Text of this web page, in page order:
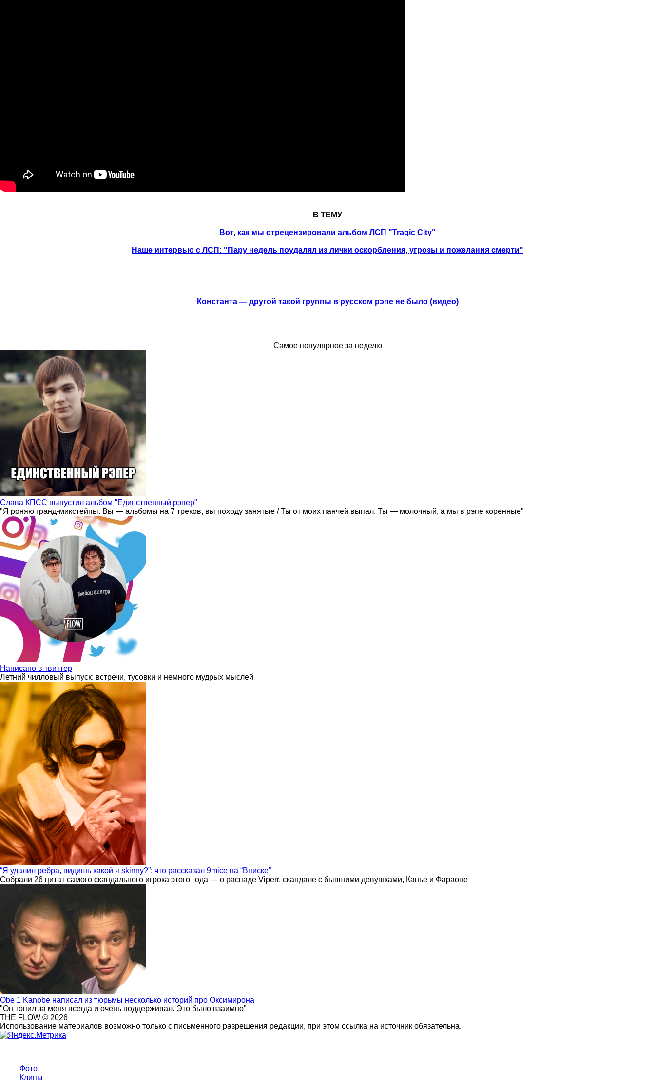
В ТЕМУ
Вот, как мы отрецензировали альбом ЛСП "Tragic City"
Наше интервью с ЛСП: "Пару недель поудалял из лички оскорбления, угрозы и пожелания смерти"
Константа — другой такой группы в русском рэпе не было (видео)
Самое популярное за неделю
Слава КПСС выпустил альбом "Единственный рэпер"
"Я роняю гранд-микстейпы. Вы — альбомы на 7 треков, вы походу занятые / Ты от моих панчей выпал. Ты — молочный, а мы в рэпе коренные"
Написано в твиттер
Летний чилловый выпуск: встречи, тусовки и немного мудрых мыслей
“Я удалил ребра, видишь какой я skinny?”: что рассказал 9mice на “Вписке”
Собрали 26 цитат самого скандального игрока этого года — о распаде Viperr, скандале с бывшими девушками, Канье и Фараоне
Obe 1 Kanobe написал из тюрьмы несколько историй про Оксимирона
"Он топил за меня всегда и очень поддерживал. Это было взаимно"
THE FLOW © 2026
Использование материалов возможно только с письменного разрешения редакции, при этом ссылка на источник обязательна.
Фото
Клипы